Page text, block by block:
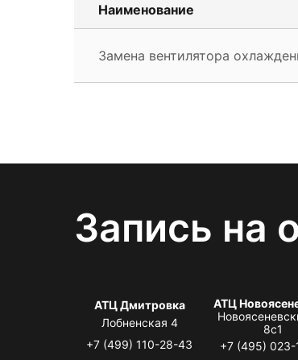
Наименование
Замена вентилятора
Запись на
АТЦ Дмитровка
Лобненская 4
+7 (499) 110-28-43
АТЦ
8с1
+7 (495) 023-